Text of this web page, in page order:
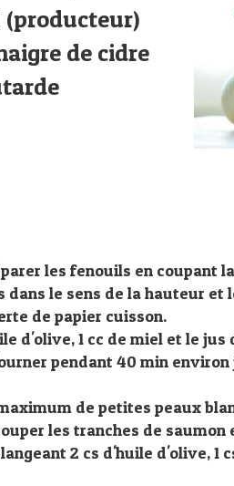
(producteur)
de cidre
les fenouils en coupant
dans le sens de la hauteur et
de papier cuisson.
d'olive, 1 cc de miel et le
pendant 40 min
de petites peaux
les tranches de saumon
2 cs d'huile d'olive, 1